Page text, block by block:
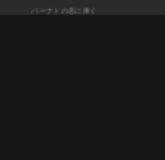
バーナトの名に捧ぐ勝利の軌跡ブライ